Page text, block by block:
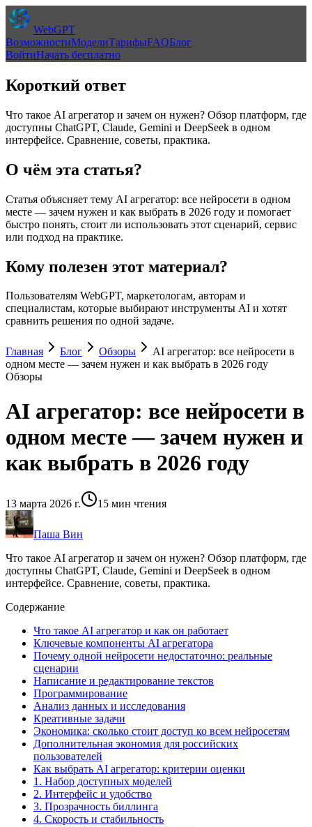
WebGPT
ВозможностиМоделиТарифыFAQБлог
ВойтиНачать бесплатно
Короткий ответ
Что такое AI агрегатор и зачем он нужен? Обзор платформ, где
доступны ChatGPT, Claude, Gemini и DeepSeek в одном
интерфейсе. Сравнение, советы, практика.
О чём эта статья?
Статья объясняет тему AI агрегатор: все нейросети в одном
месте — зачем нужен и как выбрать в 2026 году и помогает
быстро понять, стоит ли использовать этот сценарий, сервис
или подход на практике.
Кому полезен этот материал?
Пользователям WebGPT, маркетологам, авторам и
специалистам, которые выбирают инструменты AI и хотят
сравнить решения по одной задаче.
Главная Блог Обзоры
AI агрегатор: все нейросети в
одном месте — зачем нужен и как выбрать в 2026 году
Обзоры
AI агрегатор: все нейросети в
одном месте — зачем нужен и
как выбрать в 2026 году
13 марта 2026 г. 15 мин чтения
Паша Вин
Что такое AI агрегатор и зачем он нужен? Обзор платформ, где
доступны ChatGPT, Claude, Gemini и DeepSeek в одном
интерфейсе. Сравнение, советы, практика.
Содержание
Что такое AI агрегатор и как он работает
Ключевые компоненты AI агрегатора
Почему одной нейросети недостаточно: реальные
сценарии
Написание и редактирование текстов
Программирование
Анализ данных и исследования
Креативные задачи
Экономика: сколько стоит доступ ко всем нейросетям
Дополнительная экономия для российских
пользователей
Как выбрать AI агрегатор: критерии оценки
1. Набор доступных моделей
2. Интерфейс и удобство
3. Прозрачность биллинга
4. Скорость и стабильность